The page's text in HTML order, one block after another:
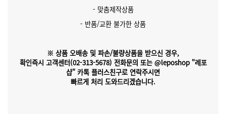
- 맞춤제작상품
- 반품/교환 불가한 상품
※ 상품 오배송 및 파손/불량상품을 받으신 경우,
확인즉시 고객센터(02-313-5678) 전화문의 또는 @leposhop "레포
샵" 카톡 플러스친구로 연락주시면
빠르게 처리 도와드리겠습니다.